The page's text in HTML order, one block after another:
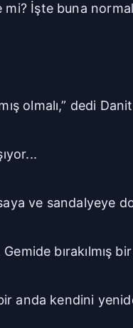
İşte buna
olmalı,” dedi
ve sandalyeye
bırakılmış
anda kendini